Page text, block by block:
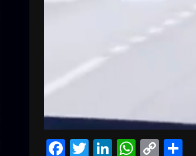
Facebook
Twitter
LinkedIn
Copy